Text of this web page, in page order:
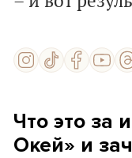
Что это за
Окей» и